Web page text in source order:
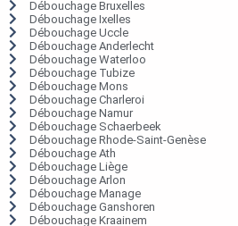
Débouchage Bruxelles
Débouchage Ixelles
Débouchage Uccle
Débouchage Anderlecht
Débouchage Waterloo
Débouchage Tubize
Débouchage Mons
Débouchage Charleroi
Débouchage Namur
Débouchage Schaerbeek
Débouchage Rhode-Saint-Genèse
Débouchage Ath
Débouchage Liège
Débouchage Arlon
Débouchage Manage
Débouchage Ganshoren
Débouchage Kraainem